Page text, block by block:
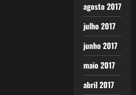
agosto 2017
julho 2017
junho 2017
maio 2017
abril 2017